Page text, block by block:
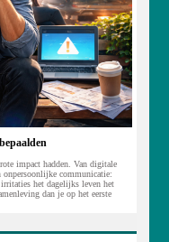
impact hadden. Van digitale
communicatie:
het dagelijks leven het
dan je op het eerste